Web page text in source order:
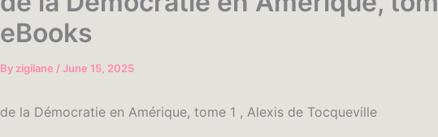
eBooks
By zigilane /June 15, 2025
de la Démocratie en Amérique, tome 1 , Alexis de Tocqueville